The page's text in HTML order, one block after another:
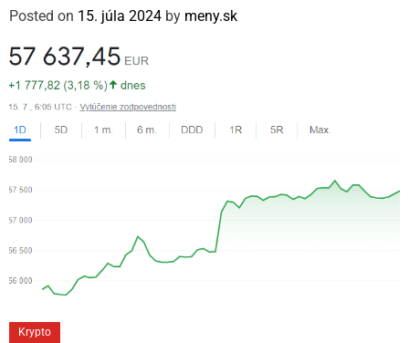
o
r
Posted on 15. júla 2024 by meny.sk
Krypto